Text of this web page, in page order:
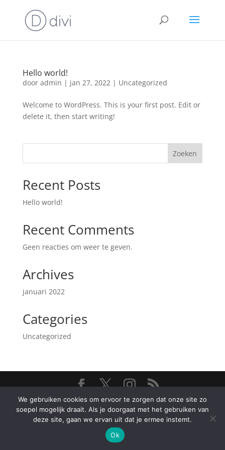
Hello world!
door admin | jan 27, 2022| Uncategorized
Welcome to WordPress. This is your first post. Edit or
delete it, then start writing!
Zoeken
Recent Posts
Hello world!
Recent Comments
Geen reacties om weer te geven.
Archives
januari 2022
Categories
Uncategorized
Ontworpen door Elegant Themes| Ondersteund
doorWordPress
We gebruiken cookies om ervoor te zorgen dat onze site zo
soepel mogelijk draait. Als je doorgaat met het gebruiken van
deze site, gaan we ervan uit dat je ermee instemt.
Ok